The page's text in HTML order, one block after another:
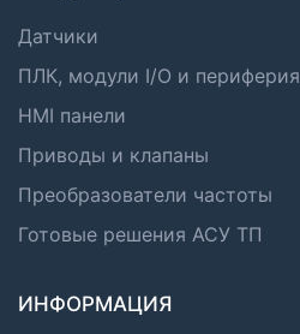
Датчики
ПЛК, модули I/O и периферия
HMI панели
Приводы и клапаны
Преобразователи частоты
Готовые решения АСУ ТП
ИНФОРМАЦИЯ